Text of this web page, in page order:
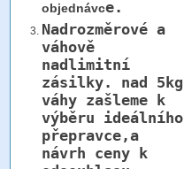
objednávce.
Nadrozměrové a
váhově
nadlimitní
zásilky. nad 5kg
váhy zašleme k
výběru ideálního
přepravce,a
návrh ceny k